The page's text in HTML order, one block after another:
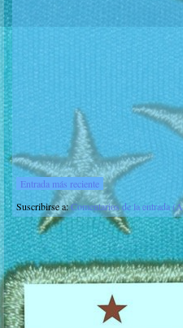
Entrada más reciente
Suscribirse a:Comentarios de la entrada